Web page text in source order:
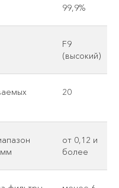
99,9%
F9
(высокий)
20
от 0,12 и
более